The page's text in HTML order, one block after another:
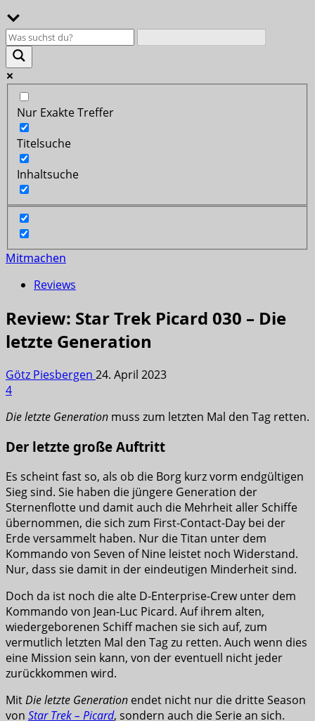
Nur Exakte Treffer
Titelsuche
Inhaltsuche
Mitmachen
Reviews
Review: Star Trek Picard 030 – Die
letzte Generation
Götz Piesbergen 24. April 2023
4
Die letzte Generation muss zum letzten Mal den Tag retten.
Der letzte große Auftritt
Es scheint fast so, als ob die Borg kurz vorm endgültigen
Sieg sind. Sie haben die jüngere Generation der
Sternenflotte und damit auch die Mehrheit aller Schiffe
übernommen, die sich zum First-Contact-Day bei der
Erde versammelt haben. Nur die Titan unter dem
Kommando von Seven of Nine leistet noch Widerstand.
Nur, dass sie damit in der eindeutigen Minderheit sind.
Doch da ist noch die alte D-Enterprise-Crew unter dem
Kommando von Jean-Luc Picard. Auf ihrem alten,
wiedergeborenen Schiff machen sie sich auf, zum
vermutlich letzten Mal den Tag zu retten. Auch wenn dies
eine Mission sein kann, von der eventuell nicht jeder
zurückkommen wird.
MitDie letzte Generation endet nicht nur die dritte Season
von Star Trek – Picard, sondern auch die Serie an sich.